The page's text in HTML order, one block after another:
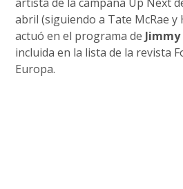
abril (siguiendo a Tate McRae
actuó en el programa de
incluida en la lista de la revista
Europa.